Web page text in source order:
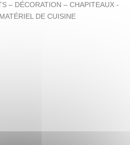
– DÉCORATION – CHAPITEAUX -
DE CUISINE